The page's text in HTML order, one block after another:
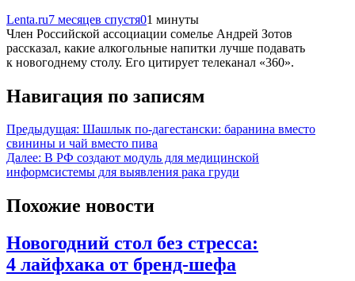
Lenta.ru7 месяцев спустя01 минуты
Член Российской ассоциации сомелье Андрей Зотов
рассказал, какие алкогольные напитки лучше подавать
к новогоднему столу. Его цитирует телеканал «360».
Навигация по записям
Предыдущая: Шашлык по-дагестански: баранина вместо
свинины и чай вместо пива
Далее: В РФ создают модуль для медицинской
информсистемы для выявления рака груди
Похожие новости
Новогодний стол без стресса:
4 лайфхака от бренд-шефа